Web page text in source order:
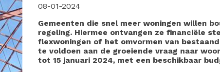
08-01-2024
Gemeenten die snel meer woningen willen
regeling. Hiermee ontvangen ze financiële
flexwoningen of het omvormen van
te voldoen aan de groeiende vraag naar
tot 15 januari 2024, met een beschikbaar